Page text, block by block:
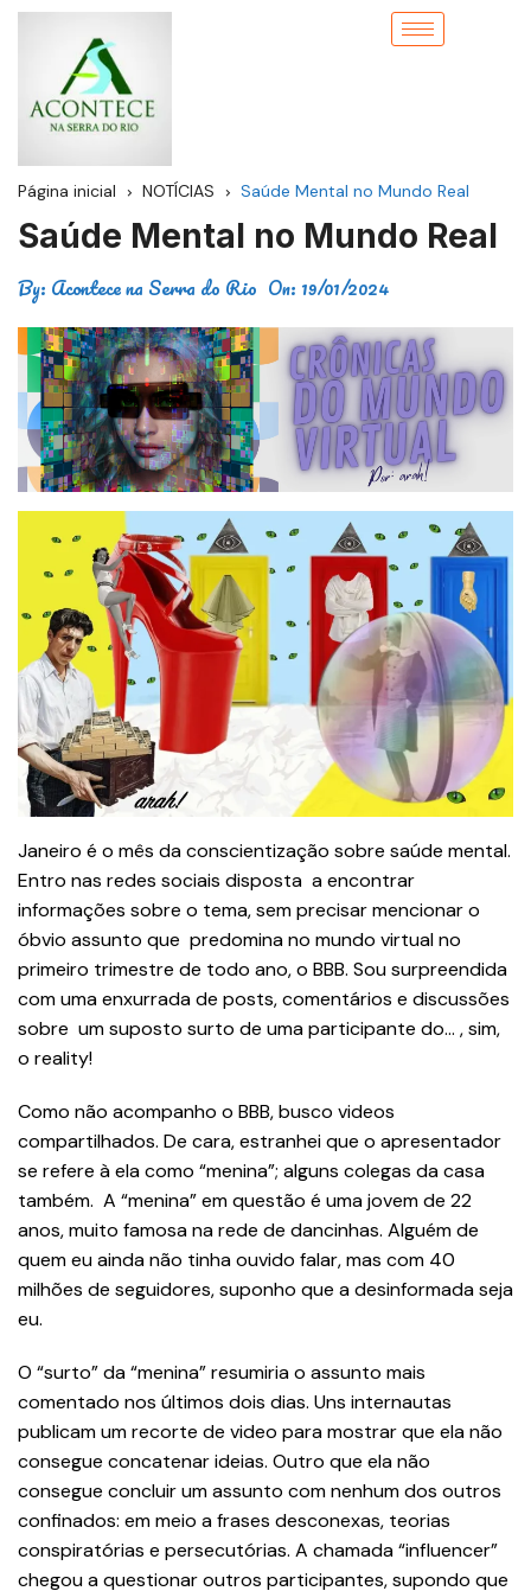
Página inicial NOTÍCIAS Saúde Mental no Mundo Real
Saúde Mental no Mundo Real
By: Acontece na Serra do Rio On: 19/01/2024
Janeiro é o mês da conscientização sobre saúde mental.
Entro nas redes sociais disposta a encontrar
informações sobre o tema, sem precisar mencionar o
óbvio assunto que predomina no mundo virtual no
primeiro trimestre de todo ano, o BBB. Sou surpreendida
com uma enxurrada de posts, comentários e discussões
sobre um suposto surto de uma participante do… , sim,
o reality!
Como não acompanho o BBB, busco videos
compartilhados. De cara, estranhei que o apresentador
se refere à ela como “menina”; alguns colegas da casa
também. A “menina” em questão é uma jovem de 22
anos, muito famosa na rede de dancinhas. Alguém de
quem eu ainda não tinha ouvido falar, mas com 40
milhões de seguidores, suponho que a desinformada seja
eu.
O “surto” da “menina” resumiria o assunto mais
comentado nos últimos dois dias. Uns internautas
publicam um recorte de video para mostrar que ela não
consegue concatenar ideias. Outro que ela não
consegue concluir um assunto com nenhum dos outros
confinados: em meio a frases desconexas, teorias
conspiratórias e persecutórias. A chamada “influencer”
chegou a questionar outros participantes, supondo que